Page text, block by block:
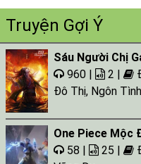
Truyện Gợi Ý
Sáu Người Chị
960 |
2 |
Đô Thị, Ngôn Tình
One Piece Mộc
58 |
25 |